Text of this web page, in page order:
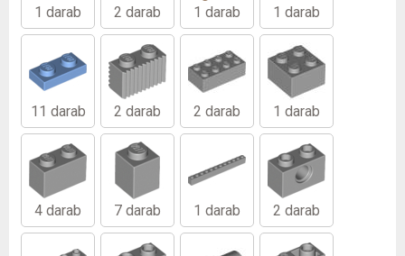
1 darab 2 darab 1 darab 1 darab
11 darab 2 darab 2 darab 1 darab
4 darab 7 darab 1 darab 2 darab